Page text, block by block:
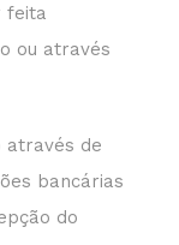
feita
ou através
através de
bancárias
do